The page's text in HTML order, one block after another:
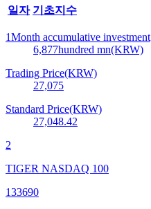
일자 기초지수
1Month accumulative investment
6,877hundred mn(KRW)
Trading Price(KRW)
27,075
Standard Price(KRW)
27,048.42
2
TIGER NASDAQ 100
133690